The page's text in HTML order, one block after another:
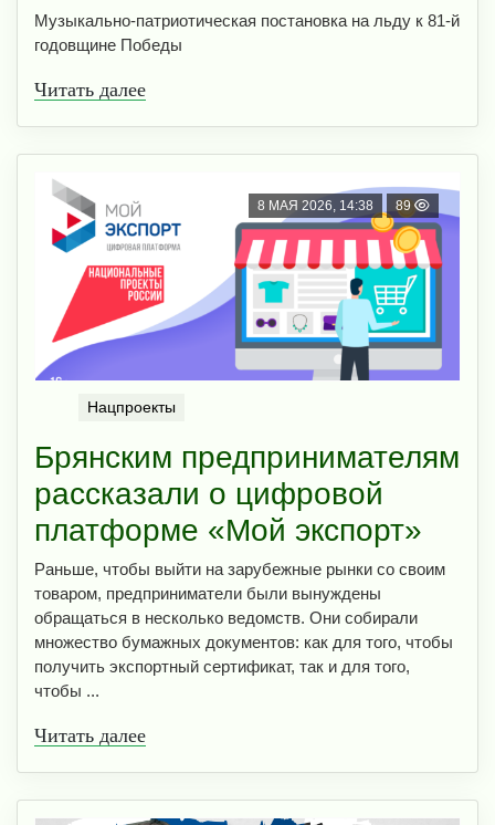
Музыкально-патриотическая постановка на льду к 81-й
годовщине Победы
Читать далее
8 МАЯ 2026, 14:38 89
Нацпроекты
Брянским предпринимателям
рассказали о цифрoвoй
платформе «Мой экспорт»
Раньше, чтобы выйти на зарубежные рынки со своим
товаром, предприниматели были вынуждены
обращаться в несколько ведомств. Они собирали
множество бумажных документов: как для того, чтобы
получить экспортный сертификат, так и для того,
чтобы ...
Читать далее